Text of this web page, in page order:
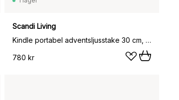
Scandi Living
Kindle portabel adventsljusstake 30 cm, Beige
780 kr